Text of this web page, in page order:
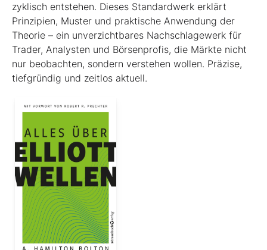
zyklisch entstehen. Dieses Standardwerk erklärt
Prinzipien, Muster und praktische Anwendung der
Theorie – ein unverzichtbares Nachschlagewerk für
Trader, Analysten und Börsenprofis, die Märkte nicht
nur beobachten, sondern verstehen wollen. Präzise,
tiefgründig und zeitlos aktuell.